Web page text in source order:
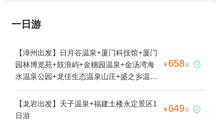
一日游
【漳州出发】日月谷温泉+厦门科技馆+厦门
园林博览苑+鼓浪屿+金穗园温泉+金汤湾海
水温泉公园+龙佳生态温泉山庄+盛之乡温泉
渡假村+鹭江夜游+椰风寨+厦门方特梦幻王
国+帷幕开啦红地毯蜡像艺术馆+十里蓝山
+天子温泉+灵玲国际马戏城+半月山温泉+贝
¥ 658起 
【龙岩出发】天子温泉+福建土楼永定景区1
日游
¥ 649起 